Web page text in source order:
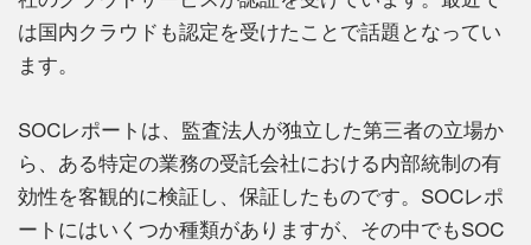
は国内クラウドも認定を受けたことで話題となってい
ます。
SOCレポートは、監査法人が独立した第三者の立場か
ら、ある特定の業務の受託会社における内部統制の有
効性を客観的に検証し、保証したものです。SOCレポ
ートにはいくつか種類がありますが、その中でもSOC